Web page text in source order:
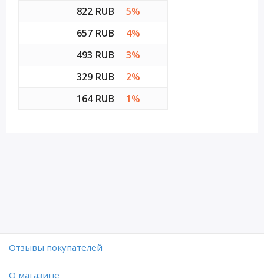
822 RUB
5%
657 RUB
4%
493 RUB
3%
329 RUB
2%
164 RUB
1%
Отзывы покупателей
O магазине